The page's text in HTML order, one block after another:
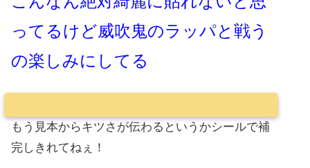
ってるけど威吹鬼のラッパと戦う
の楽しみにしてる
もう見本からキツさが伝わるというかシールで補
完しきれてねぇ！